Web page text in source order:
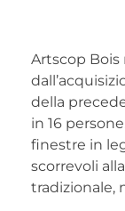
Artscop Bois
della
in 16
finestre in
scorrevoli
tradizionale,